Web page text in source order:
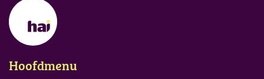
Hoofdmenu